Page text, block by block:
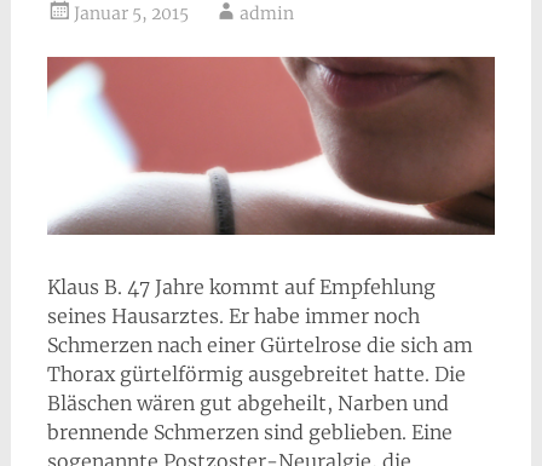
Januar 5, 2015 admin
Klaus B. 47 Jahre kommt auf Empfehlung
seines Hausarztes. Er habe immer noch
Schmerzen nach einer Gürtelrose die sich am
Thorax gürtelförmig ausgebreitet hatte. Die
Bläschen wären gut abgeheilt, Narben und
brennende Schmerzen sind geblieben. Eine